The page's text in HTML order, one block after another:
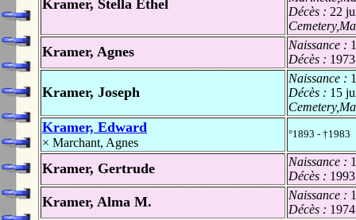
Kramer, Stella Ethel
Décès : 22
Kramer, Agnes Naissance :
Décès : 1973
Kramer, Joseph
Naissance :
Décès : 15
Kramer, Edward
× Marchant, Agnes
°1893 - †1983
Kramer, Gertrude Naissance :
Décès : 1993
Kramer, Alma M. Naissance :
Décès : 1974